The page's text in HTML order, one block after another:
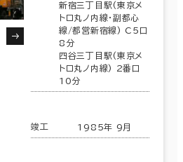
新宿三丁目駅(東京メ
トロ丸ノ内線･副都心
線/都営新宿線) C5口
8分
四谷三丁目駅(東京メ
トロ丸ノ内線) 2番口
10分
竣工 1985年 9月